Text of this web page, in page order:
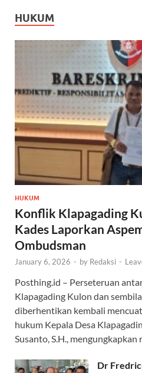
HUKUM
HUKUM
Konflik Klapagading
Kades Laporkan
Ombudsman
January 6, 2026 - by Redaksi -
Posthing.id – Perseteruan
Klapagading Kulon dan
diberhentikan kembali
hukum Kepala Desa
Susanto, S.H., mengungkapkan
Dr